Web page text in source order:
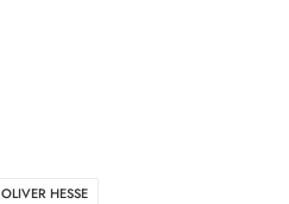
OLIVER HESSE